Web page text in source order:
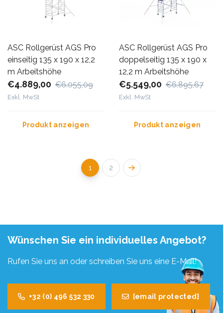
ASC Rollgerüst AGS Pro
einseitig 135 x 190 x 12,2
m Arbeitshöhe
€4.889,00 €6.055,09
Exkl. MwSt
Produkt anzeigen
ASC Rollgerüst AGS Pro
doppelseitig 135 x 190 x
12,2 m Arbeitshöhe
€5.549,00 €6.895,67
Exkl. MwSt
Produkt anzeigen
1 2
Wünschen Sie ein individuelles Angebot?
Rufen Sie uns an oder schreiben Sie uns eine E-Mail!
+32 (0) 496 532 330 [email protected]